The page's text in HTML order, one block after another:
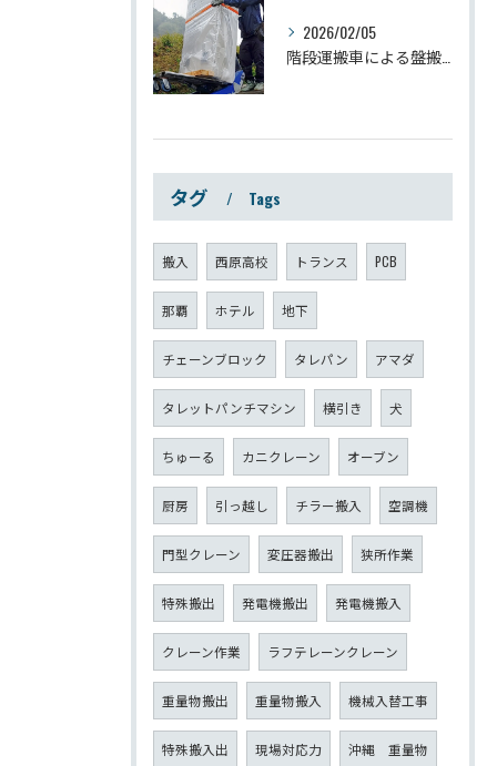
2026/02/05
タグ Tags
搬入 西原高校 トランス PCB
那覇 ホテル 地下
チェーンブロック タレパン アマダ
タレットパンチマシン 横引き 犬
ちゅーる カニクレーン オーブン
厨房 引っ越し チラー搬入 空調機
門型クレーン 変圧器搬出 狭所作業
特殊搬出 発電機搬出 発電機搬入
クレーン作業 ラフテレーンクレーン
重量物搬出 重量物搬入 機械入替工事
特殊搬入出 現場対応力 沖縄 重量物